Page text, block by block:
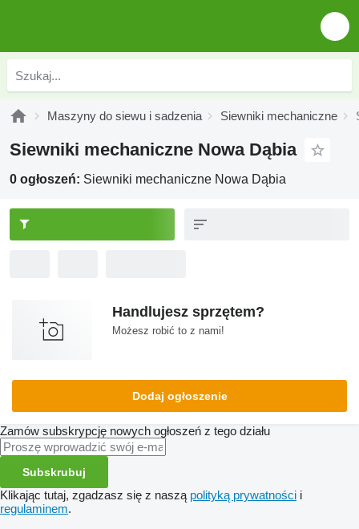
Maszyny do siewu i sadzenia Siewniki mechaniczne
Siewniki mechaniczne Nowa Dąbia
0 ogłoszeń: Siewniki mechaniczne Nowa Dąbia
Handlujesz sprzętem?
Możesz robić to z nami!
Dodaj ogłoszenie
Zamów subskrypcję nowych ogłoszeń z tego działu
Subskrubuj
Klikając tutaj, zgadzasz się z naszą polityką prywatności i
regulaminem.